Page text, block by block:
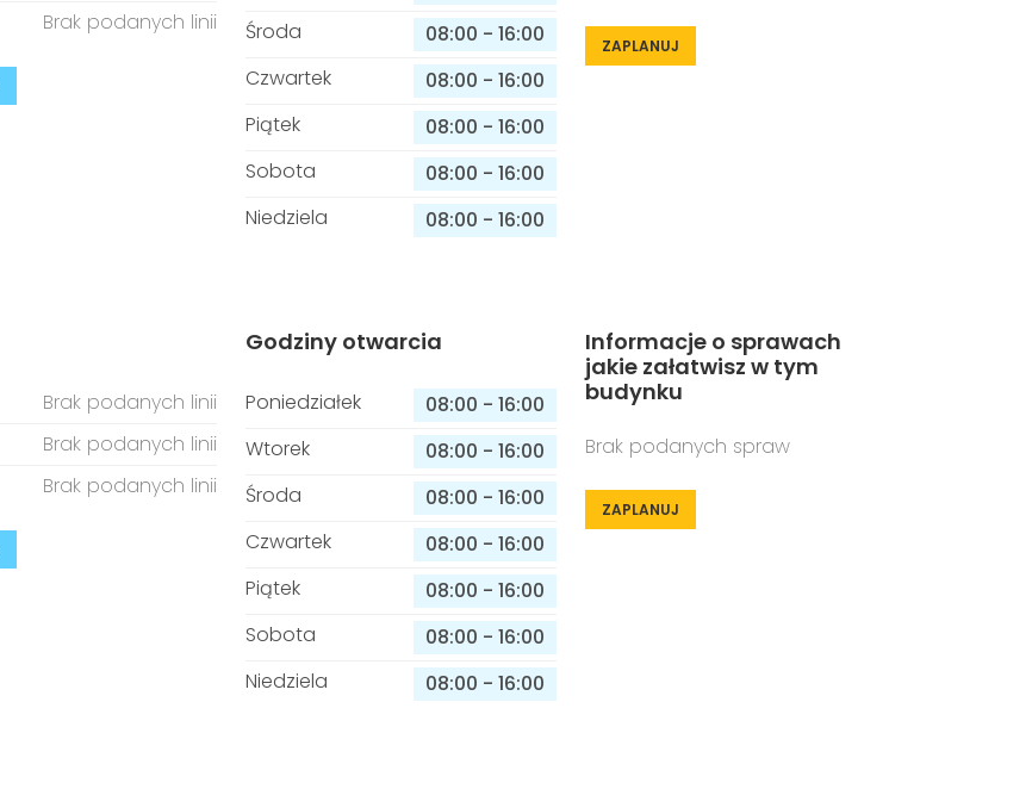
Brak podanych linii
Środa
08:00 - 16:00
Czwartek
08:00 - 16:00
Piątek
08:00 - 16:00
Sobota
08:00 - 16:00
Niedziela
08:00 - 16:00
ZAPLANUJ
Brak podanych linii
Brak podanych linii
Brak podanych linii
Godziny otwarcia
Poniedziałek 08:00 - 16:00
Wtorek
08:00 - 16:00
Środa
08:00 - 16:00
Czwartek
08:00 - 16:00
Piątek
08:00 - 16:00
Sobota
08:00 - 16:00
Niedziela
08:00 - 16:00
Informacje o sprawach
jakie załatwisz w tym
budynku
Brak podanych spraw
ZAPLANUJ